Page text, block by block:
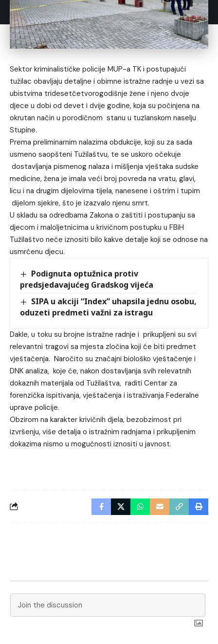
Sektor kriminalističke policije MUP-a TK i postupajući
tužilac obavljaju detaljne i obimne istražne radnje u vezi sa
ubistvima tridesetčetvorogodišnje žene i njeno dvoje
djece u dobi od devet i dvije godine, koja su počinjena na
okrutan način u porodičnom stanu u tuzlanskom naselju
Stupine.
Prema preliminarnim nalazima obdukcije, koji su za sada
usmeno saopšteni Tužilaštvu, te se uskoro očekuje
dostavljanja pismenog nalaza i mišljenja vještaka sudske
medicine, žena je imala veći broj povreda na vratu, glavi,
licu i na drugim dijelovima tijela, nanesene i oštrim i tupim
dijelom sjekire, što je izazvalo njenu smrt.
U skladu sa odredbama Zakona o zaštiti i postupanju sa
djecom i maloljetnicima u krivičnom postupku u FBiH
Tužilaštvo neće iznositi bilo kakve detalje koji se odnose na
usmrćenu djecu.
Podignuta optužnica protiv
predsjedavajućeg Gradskog vijeća
SIPA u akciji “Index” uhapsila jednu osobu,
oduzeti predmeti važni za istragu
Dakle, u toku su brojne istražne radnje i prikupljeni su svi
relevantni tragovi sa mjesta zločina koji će biti predmet
vještačenja. Naročito su značajni biološko vještačenje i
DNK analiza, koje će, nakon dostavljanja svih relevatnih
dokaznih materijala od Tužilaštva, raditi Centar za
forenzička ispitivanja, vještačenja i istraživanja Federalne
uprave policije.
Obzirom na karakter krivičnih djela, bezobzirnost pri
izvršenju, više detalja o istražnim radnjama i prikupljenim
dokazima nismo u mogućnosti iznositi u javnost.